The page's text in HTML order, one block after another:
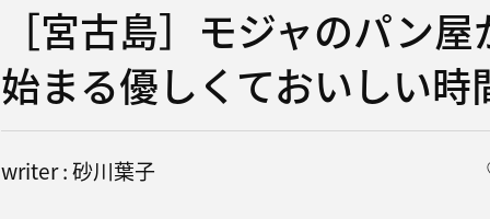
［宮古島］モジャのパン屋
始まる優しくておいしい時
writer : 砂川葉子